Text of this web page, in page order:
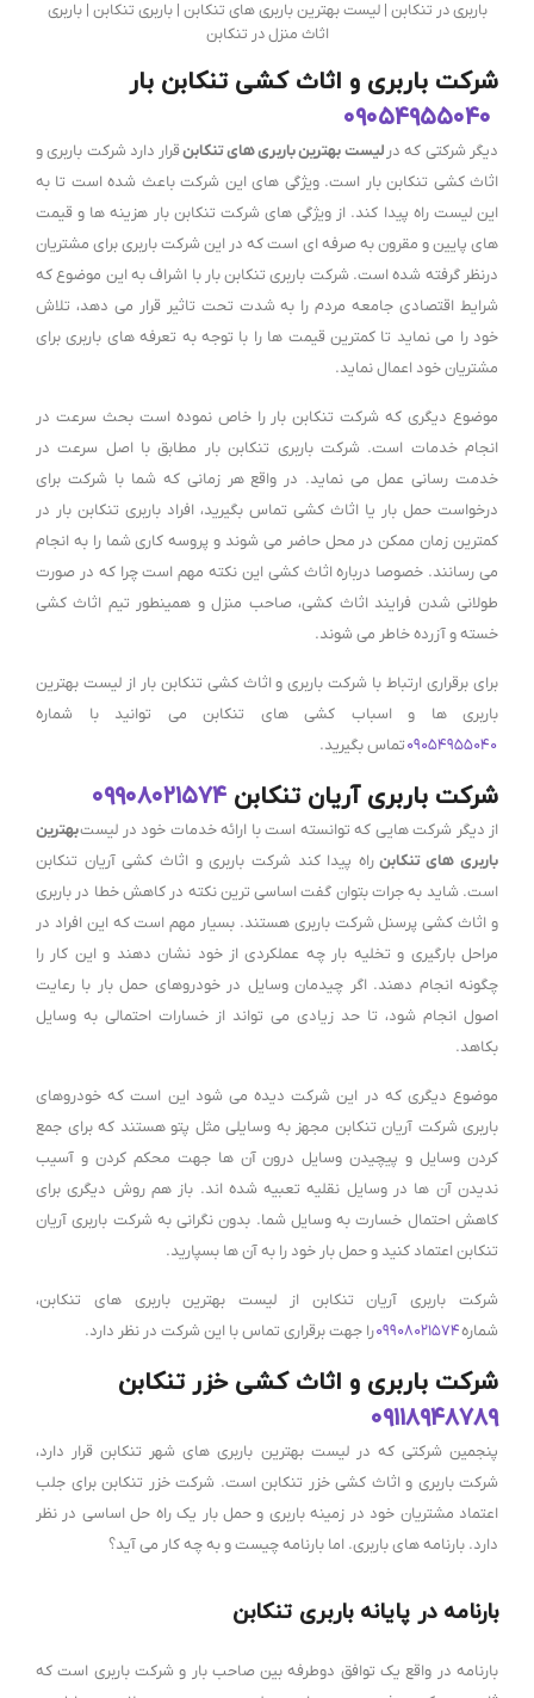
باربری در تنکابن | لیست بهترین باربری های تنکابن | باربری تنکابن | باربری
اثاث منزل در تنکابن
شرکت باربری و اثاث کشی تنکابن بار
۰۹۰۵۴۹۵۵۰۴۰
دیگر شرکتی که در لیست بهترین باربری های تنکابنقرار دارد شرکت باربری و
اثاث کشی تنکابن بار است. ویژگی های این شرکت باعث شده است تا به
این لیست راه پیدا کند. از ویژگی های شرکت تنکابن بار هزینه ها و قیمت
های پایین و مقرون به صرفه ای است که در این شرکت باربری برای مشتریان
درنظر گرفته شده است. شرکت باربری تنکابن بار با اشراف به این موضوع که
شرایط اقتصادی جامعه مردم را به شدت تحت تاثیر قرار می دهد، تلاش
خود را می نماید تا کمترین قیمت ها را با توجه به تعرفه های باربری برای
مشتریان خود اعمال نماید.
موضوع دیگری که شرکت تنکابن بار را خاص نموده است بحث سرعت در
انجام خدمات است. شرکت باربری تنکابن بار مطابق با اصل سرعت در
خدمت رسانی عمل می نماید. در واقع هر زمانی که شما با شرکت برای
درخواست حمل بار یا اثاث کشی تماس بگیرید، افراد باربری تنکابن بار در
کمترین زمان ممکن در محل حاضر می شوند و پروسه کاری شما را به انجام
می رسانند. خصوصا درباره اثاث کشی این نکته مهم است چرا که در صورت
طولانی شدن فرایند اثاث کشی، صاحب منزل و همینطور تیم اثاث کشی
خسته و آزرده خاطر می شوند.
برای برقراری ارتباط با شرکت باربری و اثاث کشی تنکابن بار از لیست بهترین
باربری ها و اسباب کشی های تنکابن می توانید با شماره
۰۹۰۵۴۹۵۵۰۴۰تماس بگیرید.
شرکت باربری آریان تنکابن ۰۹۹۰۸۰۲۱۵۷۴
از دیگر شرکت هایی که توانسته است با ارائه خدمات خود در لیستبهترین
باربری های تنکابن راه پیدا کند شرکت باربری و اثاث کشی آریان تنکابن
است. شاید به جرات بتوان گفت اساسی ترین نکته در کاهش خطا در باربری
و اثاث کشی پرسنل شرکت باربری هستند. بسیار مهم است که این افراد در
مراحل بارگیری و تخلیه بار چه عملکردی از خود نشان دهند و این کار را
چگونه انجام دهند. اگر چیدمان وسایل در خودروهای حمل بار با رعایت
اصول انجام شود، تا حد زیادی می تواند از خسارات احتمالی به وسایل
بکاهد.
موضوع دیگری که در این شرکت دیده می شود این است که خودروهای
باربری شرکت آریان تنکابن مجهز به وسایلی مثل پتو هستند که برای جمع
کردن وسایل و پیچیدن وسایل درون آن ها جهت محکم کردن و آسیب
ندیدن آن ها در وسایل نقلیه تعبیه شده اند. باز هم روش دیگری برای
کاهش احتمال خسارت به وسایل شما. بدون نگرانی به شرکت باربری آریان
تنکابن اعتماد کنید و حمل بار خود را به آن ها بسپارید.
شرکت باربری آریان تنکابن از لیست بهترین باربری های تنکابن،
شماره۰۹۹۰۸۰۲۱۵۷۴را جهت برقراری تماس با این شرکت در نظر دارد.
شرکت باربری و اثاث کشی خزر تنکابن
۰۹۱۱۸۹۴۸۷۸۹
پنجمین شرکتی که در لیست بهترین باربری های شهر تنکابن قرار دارد،
شرکت باربری و اثاث کشی خزر تنکابن است. شرکت خزر تنکابن برای جلب
اعتماد مشتریان خود در زمینه باربری و حمل بار یک راه حل اساسی در نظر
دارد. بارنامه های باربری. اما بارنامه چیست و به چه کار می آید؟
بارنامه در پایانه باربری تنکابن
بارنامه در واقع یک توافق دوطرفه بین صاحب بار و شرکت باربری است که